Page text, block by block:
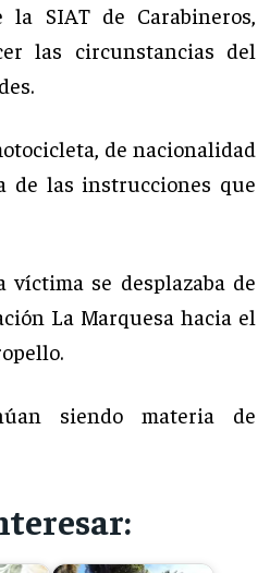
SIAT de Carabineros,
las circunstancias del
de nacionalidad
de las instrucciones que
víctima se desplazaba de
La Marquesa hacia el
siendo materia de